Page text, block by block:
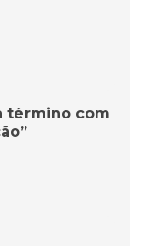
término com